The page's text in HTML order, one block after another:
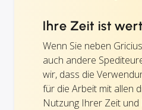
Ihre Zeit ist
Wenn Sie neben
auch andere
wir, dass die
für die Arbeit mit allen
Nutzung Ihrer Zeit und